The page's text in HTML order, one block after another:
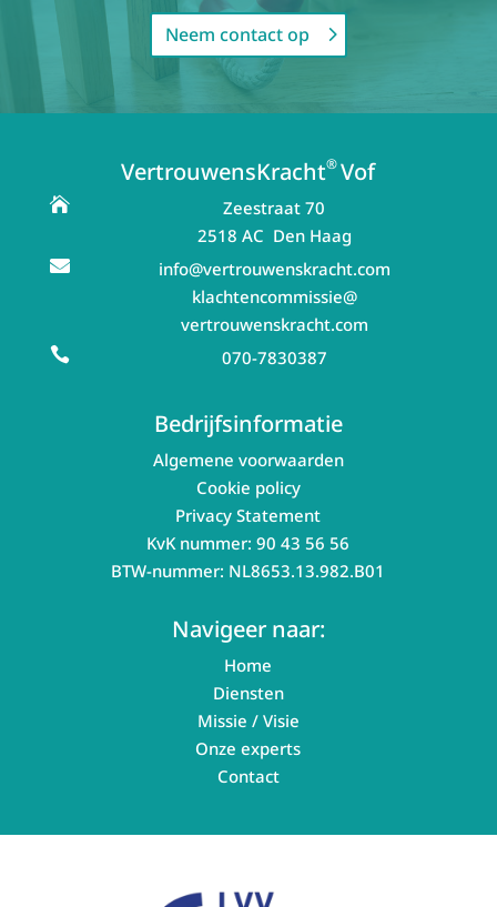
Neem contact op
VertrouwensKracht®Vof

Zeestraat 70
2518 AC Den Haag

info@vertrouwenskracht.com
klachtencommissie@
vertrouwenskracht.com
 070-7830387
Bedrijfsinformatie
Algemene voorwaarden
Cookie policy
Privacy Statement
KvK nummer: 90 43 56 56
BTW-nummer: NL8653.13.982.B01
Navigeer naar:
Home
Diensten
Missie / Visie
Onze experts
Contact